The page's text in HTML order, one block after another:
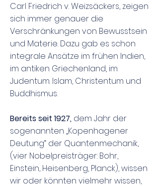
Carl Friedrich v. Weizsäckers, zeigen
sich immer genauer die
Verschränkungen von Bewusstsein
und Materie. Dazu gab es schon
integrale Ansätze im frühen Indien,
im antiken Griechenland, im
Judentum. Islam, Christentum und
Buddhismus.
Bereits seit 1927, dem Jahr der
sogenannten „Kopenhagener
Deutung“ der Quantenmechanik,
(vier Nobelpreisträger: Bohr,
Einstein, Heisenberg, Planck), wissen
wir oder könnten vielmehr wissen,